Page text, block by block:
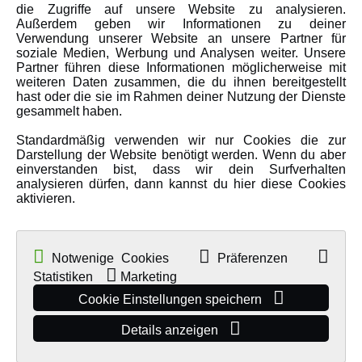
Amewi Kataloge
MEHR VON AMEWI
AMXRacing - Qualitäts RC-Zubehör
Malinos - Die kreative Seite von Amewi
Werden Sie Amewi Händler
Amewi B2B-Shop
die Zugriffe auf unsere Website zu analysieren.
Außerdem geben wir Informationen zu deiner
Verwendung unserer Website an unsere Partner für
soziale Medien, Werbung und Analysen weiter. Unsere
Partner führen diese Informationen möglicherweise mit
weiteren Daten zusammen, die du ihnen bereitgestellt
hast oder die sie im Rahmen deiner Nutzung der Dienste
gesammelt haben.
Standardmäßig verwenden wir nur Cookies die zur
Darstellung der Website benötigt werden. Wenn du aber
einverstanden bist, dass wir dein Surfverhalten
analysieren dürfen, dann kannst du hier diese Cookies
aktivieren.
Notwenige Cookies
Präferenzen
Statistiken
Marketing
Cookie Einstellungen speichern
Details anzeigen